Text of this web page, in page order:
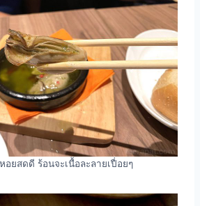
อยสดดี ร้อนจะเนื้อละลายเปื่อยๆ